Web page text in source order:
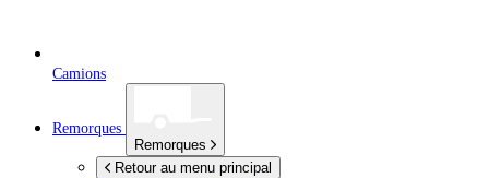
Camions
Remorques
Remorques
Retour au menu principal